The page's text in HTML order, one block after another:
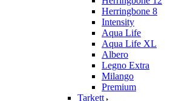
Herringbone 8
Intensity
Aqua Life
Aqua Life XL
Albero
Legno Extra
Milango
Premium
Tarkett